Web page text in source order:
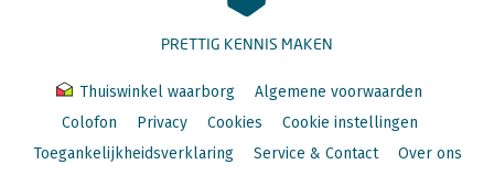
PRETTIG KENNIS MAKEN
Thuiswinkel waarborg
Algemene voorwaarden
Colofon
Privacy Cookies
Cookie instellingen
Toegankelijkheidsverklaring
Service & Contact Over ons